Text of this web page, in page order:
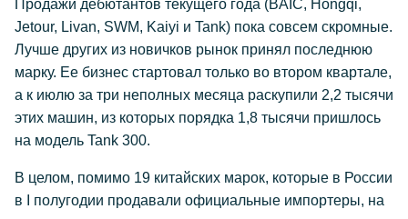
Продажи дебютантов текущего года (BAIC, Hongqi,
Jetour, Livan, SWM, Kaiyi и Tank) пока совсем скромные.
Лучше других из новичков рынок принял последнюю
марку. Ее бизнес стартовал только во втором квартале,
а к июлю за три неполных месяца раскупили 2,2 тысячи
этих машин, из которых порядка 1,8 тысячи пришлось
на модель Tank 300.
В целом, помимо 19 китайских марок, которые в России
в I полугодии продавали официальные импортеры, на